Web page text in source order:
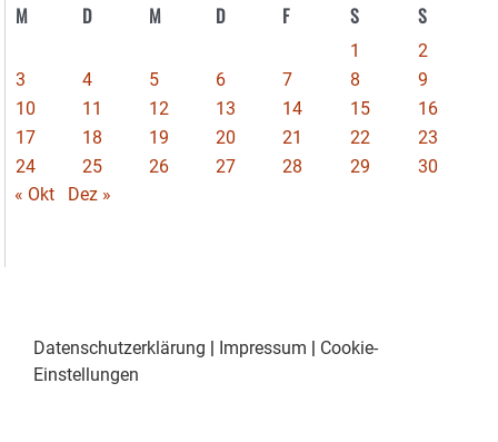
M D M D F S S
1
2
3
4 5 6 7 8
9
10
11 12 13 14 15
16
17
18 19 20 21 22
23
24
25 26 27 28 29
30
« Okt
Dez »
Datenschutzerklärung | Impressum | Cookie-
Einstellungen